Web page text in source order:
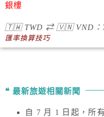
銀樓
🇹🇼TWD ⇄ 🇻🇳VND
匯率換算技巧
最新旅遊相關新聞
自 7 月 1 日起，所